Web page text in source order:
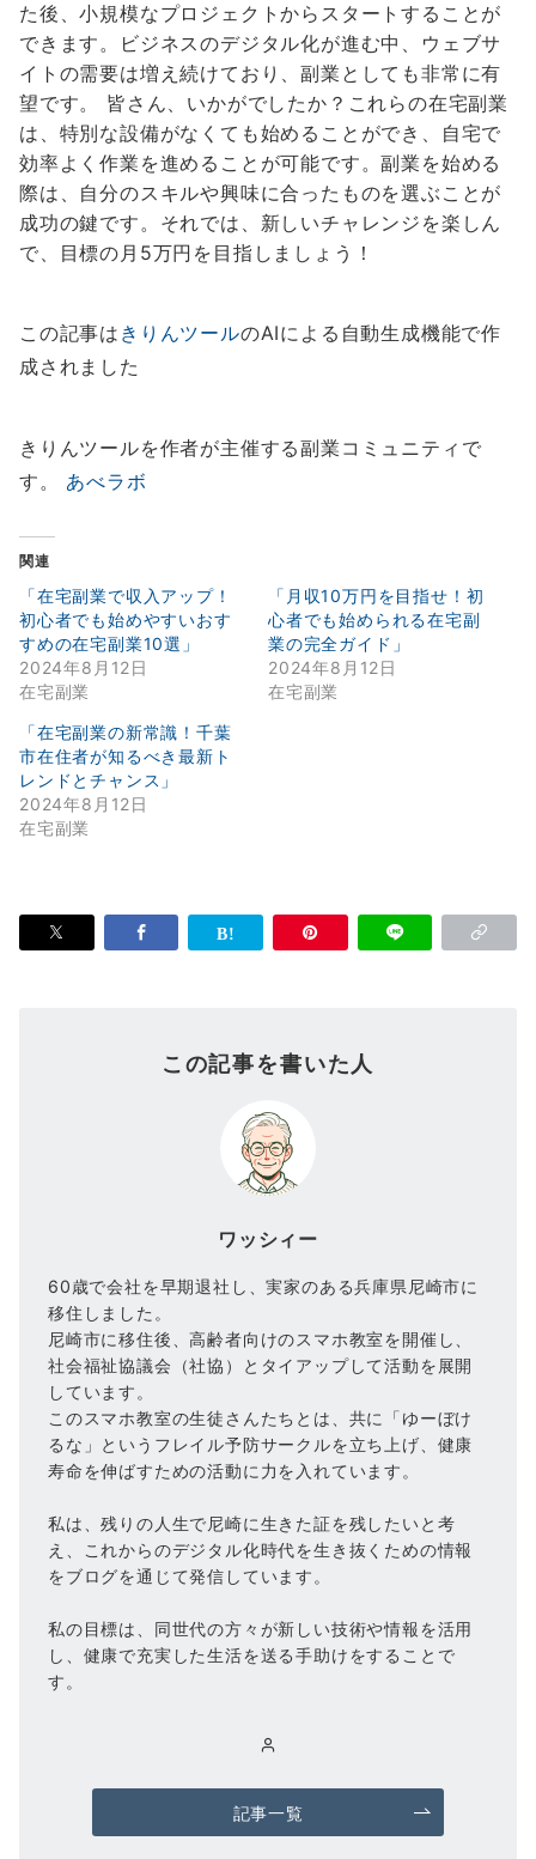
た後、小規模なプロジェクトからスタートすることが
できます。ビジネスのデジタル化が進む中、ウェブサ
イトの需要は増え続けており、副業としても非常に有
望です。 皆さん、いかがでしたか？これらの在宅副業
は、特別な設備がなくても始めることができ、自宅で
効率よく作業を進めることが可能です。副業を始める
際は、自分のスキルや興味に合ったものを選ぶことが
成功の鍵です。それでは、新しいチャレンジを楽しん
で、目標の月5万円を目指しましょう！
この記事は きりんツールのAIによる自動生成機能で作
成されました
きりんツールを作者が主催する副業コミュニティで
す。 あべラボ
関連
「在宅副業で収入アップ！
初心者でも始めやすいおす
すめの在宅副業10選」
2024年8月12日
在宅副業
「月収10万円を目指せ！初
心者でも始められる在宅副
業の完全ガイド」
2024年8月12日
在宅副業
「在宅副業の新常識！千葉
市在住者が知るべき最新ト
レンドとチャンス」
2024年8月12日
在宅副業
この記事を書いた人
ワッシィー
60歳で会社を早期退社し、実家のある兵庫県尼崎市に
移住しました。
尼崎市に移住後、高齢者向けのスマホ教室を開催し、
社会福祉協議会（社協）とタイアップして活動を展開
しています。
このスマホ教室の生徒さんたちとは、共に「ゆーぼけ
るな」というフレイル予防サークルを立ち上げ、健康
寿命を伸ばすための活動に力を入れています。
私は、残りの人生で尼崎に生きた証を残したいと考
え、これからのデジタル化時代を生き抜くための情報
をブログを通じて発信しています。
私の目標は、同世代の方々が新しい技術や情報を活用
し、健康で充実した生活を送る手助けをすることで
す。
記事一覧